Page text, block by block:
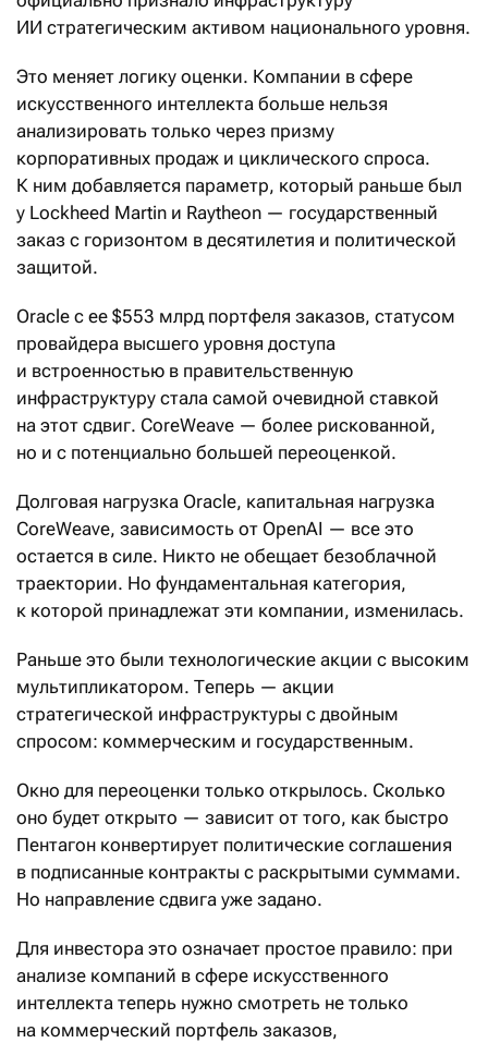
ИИ стратегическим активом национального уровня.
Это меняет логику оценки. Компании в сфере
искусственного интеллекта больше нельзя
анализировать только через призму
корпоративных продаж и циклического спроса.
К ним добавляется параметр, который раньше был
у Lockheed Martin и Raytheon — государственный
заказ с горизонтом в десятилетия и политической
защитой.
Oracle с ее $553 млрд портфеля заказов, статусом
провайдера высшего уровня доступа
и встроенностью в правительственную
инфраструктуру стала самой очевидной ставкой
на этот сдвиг. CoreWeave — более рискованной,
но и с потенциально большей переоценкой.
Долговая нагрузка Oracle, капитальная нагрузка
CoreWeave, зависимость от OpenAI — все это
остается в силе. Никто не обещает безоблачной
траектории. Но фундаментальная категория,
к которой принадлежат эти компании, изменилась.
Раньше это были технологические акции с высоким
мультипликатором. Теперь — акции
стратегической инфраструктуры с двойным
спросом: коммерческим и государственным.
Окно для переоценки только открылось. Сколько
оно будет открыто — зависит от того, как быстро
Пентагон конвертирует политические соглашения
в подписанные контракты с раскрытыми суммами.
Но направление сдвига уже задано.
Для инвестора это означает простое правило: при
анализе компаний в сфере искусственного
интеллекта теперь нужно смотреть не только
на коммерческий портфель заказов,